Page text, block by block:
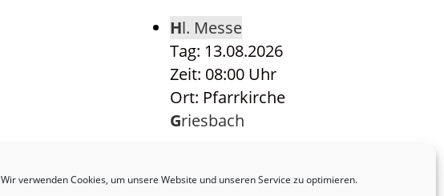
Wir verwenden Cookies, um unsere Website und unseren Service zu optimieren.
Hl. Messe
Tag: 13.08.2026
Zeit: 08:00 Uhr
Ort: Pfarrkirche
Griesbach
Tag: 14.08.2026